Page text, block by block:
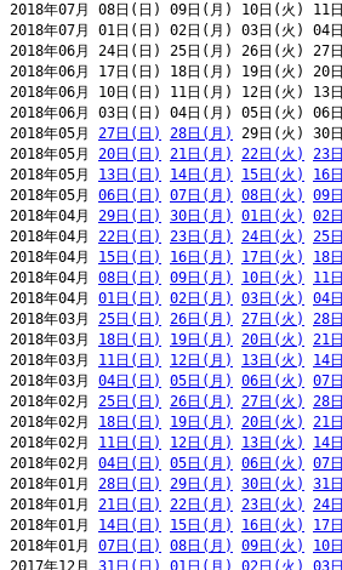
2018年07月 08日(日) 09日(月) 10日(火)
2018年07月 01日(日) 02日(月) 03日(火)
2018年06月 24日(日) 25日(月) 26日(火)
2018年06月 17日(日) 18日(月) 19日(火)
2018年06月 10日(日) 11日(月) 12日(火)
2018年06月 03日(日) 04日(月) 05日(火)
2018年05月 27日(日) 28日(月)
29日(火) 30
2018年05月 20日(日) 21日(月) 22日(火) 23
2018年05月 13日(日) 14日(月) 15日(火) 16
2018年05月 06日(日) 07日(月) 08日(火) 09
2018年04月 29日(日) 30日(月) 01日(火) 02
2018年04月 22日(日) 23日(月) 24日(火) 25
2018年04月 15日(日) 16日(月) 17日(火) 18
2018年04月 08日(日) 09日(月) 10日(火) 11
2018年04月 01日(日) 02日(月) 03日(火) 04
2018年03月 25日(日) 26日(月) 27日(火) 28
2018年03月 18日(日) 19日(月) 20日(火) 21
2018年03月 11日(日) 12日(月) 13日(火) 14
2018年03月 04日(日) 05日(月) 06日(火) 07
2018年02月 25日(日) 26日(月) 27日(火) 28
2018年02月 18日(日) 19日(月) 20日(火) 21
2018年02月 11日(日) 12日(月) 13日(火) 14
2018年02月 04日(日) 05日(月) 06日(火) 07
2018年01月 28日(日) 29日(月) 30日(火) 31
2018年01月 21日(日) 22日(月) 23日(火) 24
2018年01月 14日(日) 15日(月) 16日(火) 17
2018年01月 07日(日) 08日(月) 09日(火) 10
2017年12月 31日(日) 01日(月) 02日(火) 03